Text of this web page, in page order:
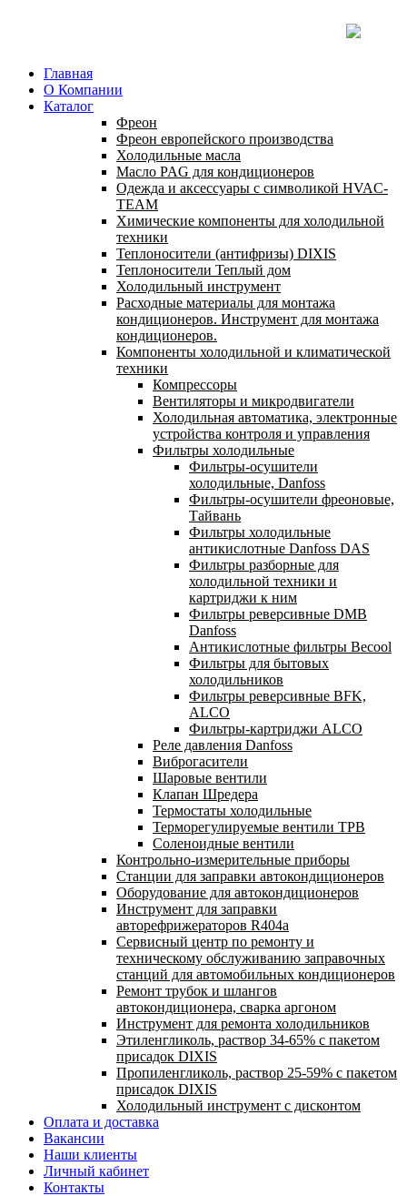
Главная
О Компании
Каталог
Фреон
Фреон европейского производства
Холодильные масла
Масло PAG для кондиционеров
Одежда и аксессуары с символикой HVAC-
TEAM
Химические компоненты для холодильной
техники
Теплоносители (антифризы) DIXIS
Теплоносители Теплый дом
Холодильный инструмент
Расходные материалы для монтажа
кондиционеров. Инструмент для монтажа
кондиционеров.
Компоненты холодильной и климатической
техники
Компрессоры
Вентиляторы и микродвигатели
Холодильная автоматика, электронные
устройства контроля и управления
Фильтры холодильные
Фильтры-осушители
холодильные, Danfoss
Фильтры-осушители фреоновые,
Тайвань
Фильтры холодильные
антикислотные Danfoss DAS
Фильтры разборные для
холодильной техники и
картриджи к ним
Фильтры реверсивные DMB
Danfoss
Антикислотные фильтры Becool
Фильтры для бытовых
холодильников
Фильтры реверсивные BFK,
ALCO
Фильтры-картриджи ALCO
Реле давления Danfoss
Виброгасители
Шаровые вентили
Клапан Шредера
Термостаты холодильные
Терморегулируемые вентили ТРВ
Соленоидные вентили
Контрольно-измерительные приборы
Станции для заправки автокондиционеров
Оборудование для автокондиционеров
Инструмент для заправки
авторефрижераторов R404a
Сервисный центр по ремонту и
техническому обслуживанию заправочных
станций для автомобильных кондиционеров
Ремонт трубок и шлангов
автокондиционера, сварка аргоном
Инструмент для ремонта холодильников
Этиленгликоль, раствор 34-65% с пакетом
присадок DIXIS
Пропиленгликоль, раствор 25-59% с пакетом
присадок DIXIS
Холодильный инструмент с дисконтом
Оплата и доставка
Вакансии
Наши клиенты
Личный кабинет
Контакты